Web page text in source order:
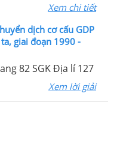
Xem chi tiết
dịch cơ cấu GDP
giai đoạn 1990 -
82 SGK Địa lí 127
Xem lời giải